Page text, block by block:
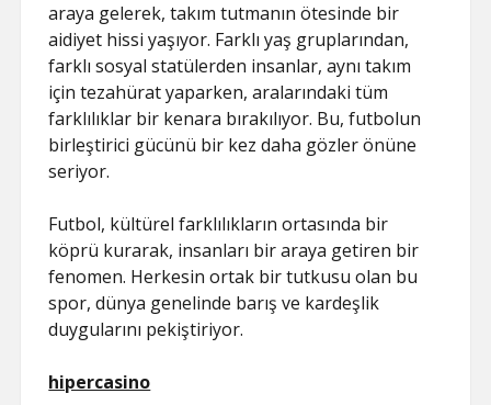
araya gelerek, takım tutmanın ötesinde bir
aidiyet hissi yaşıyor. Farklı yaş gruplarından,
farklı sosyal statülerden insanlar, aynı takım
için tezahürat yaparken, aralarındaki tüm
farklılıklar bir kenara bırakılıyor. Bu, futbolun
birleştirici gücünü bir kez daha gözler önüne
seriyor.
Futbol, kültürel farklılıkların ortasında bir
köprü kurarak, insanları bir araya getiren bir
fenomen. Herkesin ortak bir tutkusu olan bu
spor, dünya genelinde barış ve kardeşlik
duygularını pekiştiriyor.
hipercasino